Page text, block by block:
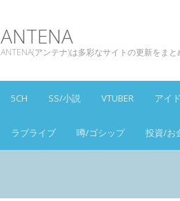
ANTENA
ANTENA(アンテナ)は多彩なサイトの更新をまと
5CH SS/小説 VTUBER アイ
ラブライブ 噂/ゴシップ 投資/お